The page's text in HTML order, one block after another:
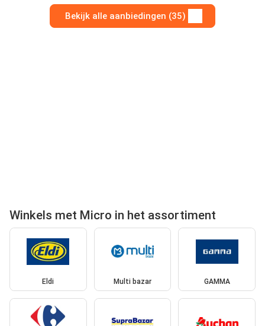
Bekijk alle aanbiedingen (35)
Winkels met Micro in het assortiment
Eldi Multi bazar GAMMA